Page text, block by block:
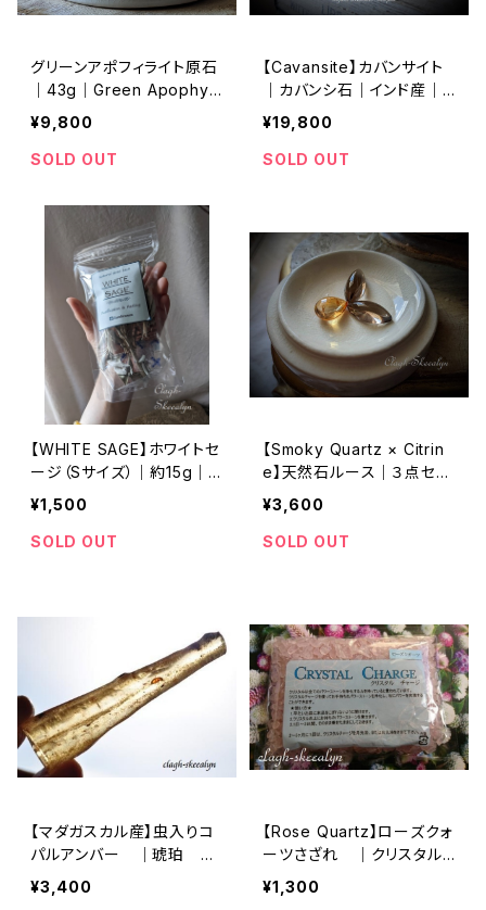
グリーンアポフィライト原石
｜43g｜Green Apophylli
te｜魚眼石｜インド・マハー
ラーシュトラ州産
¥9,800
SOLD OUT
【Cavansite】カバンサイト
｜カバンシ石｜インド産｜
鉱物標本｜約127g｜原石
｜インテリアストーン
¥19,800
SOLD OUT
【WHITE SAGE】ホワイトセ
ージ（Sサイズ）｜約15g｜
浄化グッズ｜カリフォルニア
州産
¥1,500
SOLD OUT
【Smoky Quartz × Citrin
e】天然石ルース｜３点セッ
ト｜スモーキークォーツ ×
シトリン｜煙水晶｜黄水晶
¥3,600
SOLD OUT
【マダガスカル産】虫入りコ
パルアンバー ｜琥珀 ｜
鉱物標本
¥3,400
【Rose Quartz】ローズクォ
ーツさざれ ｜クリスタル
チャージ ｜約120g ｜小
粒サイズ ｜浄化
¥1,300